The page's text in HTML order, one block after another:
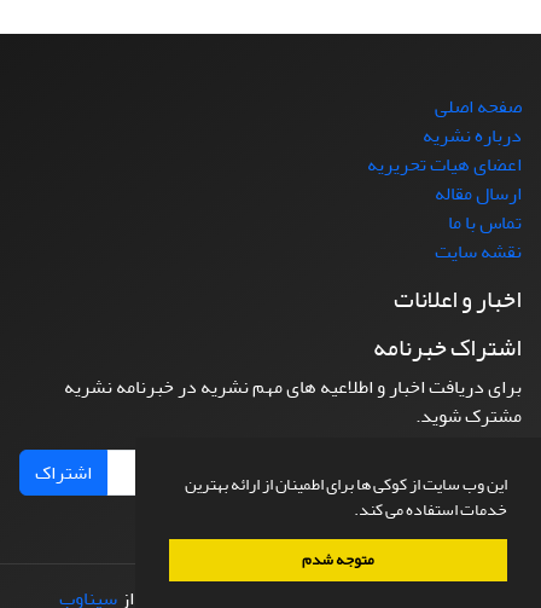
این وب سایت از کوکی ها برای اطمینان از ارائه بهترین
خدمات استفاده می کند.
متوجه شدم
صفحه اصلی
درباره نشریه
اعضای هیات تحریریه
ارسال مقاله
تماس با ما
نقشه سایت
اخبار و اعلانات
اشتراک خبرنامه
برای دریافت اخبار و اطلاعیه های مهم نشریه در خبرنامه نشریه
مشترک شوید.
اشتراک
طراحی و پیاده سازی از سیناوب